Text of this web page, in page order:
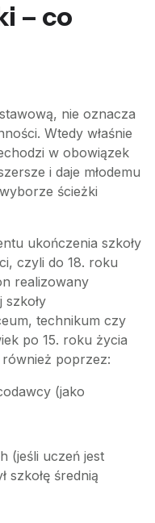
– co
nie oznacza
Wtedy właśnie
w obowiązek
i daje młodemu
ścieżki
ukończenia szkoły
czyli do 18. roku
realizowany
szkoły
technikum czy
po 15. roku życia
również poprzez:
(jako
(jeśli uczeń jest
szkołę średnią